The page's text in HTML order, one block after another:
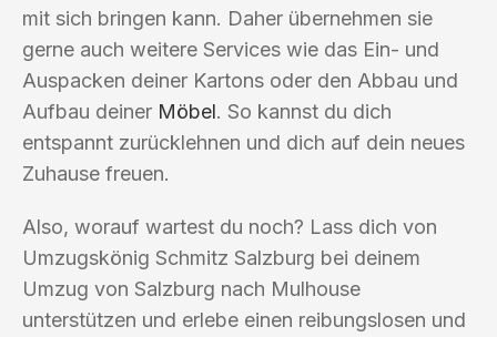
mit sich bringen kann. Daher übernehmen sie
gerne auch weitere Services wie das Ein- und
Auspacken deiner Kartons oder den Abbau und
Aufbau deiner Möbel. So kannst du dich
entspannt zurücklehnen und dich auf dein neues
Zuhause freuen.
Also, worauf wartest du noch? Lass dich von
Umzugskönig Schmitz Salzburg bei deinem
Umzug von Salzburg nach Mulhouse
unterstützen und erlebe einen reibungslosen und